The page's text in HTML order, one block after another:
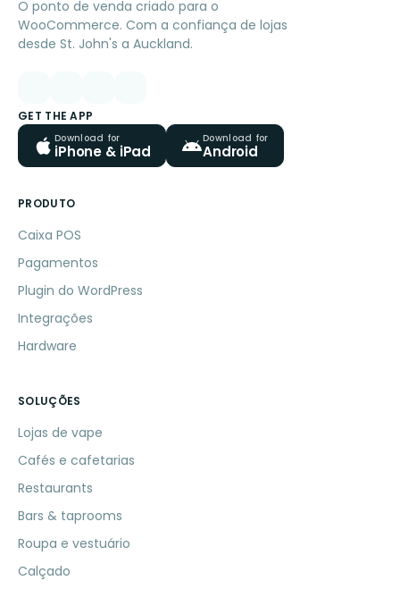
O ponto de venda criado para o
WooCommerce. Com a confiança de lojas
desde St. John's a Auckland.
GET THE APP
Download for
iPhone & iPad
Download for
Android
PRODUTO
Caixa POS
Pagamentos
Plugin do WordPress
Integrações
Hardware
SOLUÇÕES
Lojas de vape
Cafés e cafetarias
Restaurants
Bars & taprooms
Roupa e vestuário
Calçado